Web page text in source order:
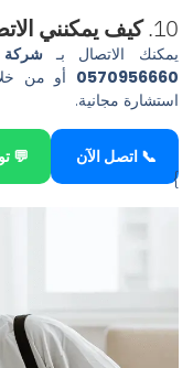
10. كيف يمكنني
يمكنك الاتصال بـ
0570956660 أو من
استشارة مجانية.
📞 اتصل الآن 💬
}